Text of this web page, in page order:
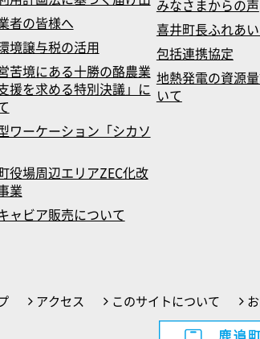
者の皆様へ
境譲与税の活用
苦境にある十勝の酪農業
援を求める特別決議」に
ワーケーション「シカソ
役場周辺エリアZEC化改
業
ャビア販売について
みなさまからの声
喜井町長ふれあ
包括連携協定
地熱発電の資源
いて
アクセス このサイトについて